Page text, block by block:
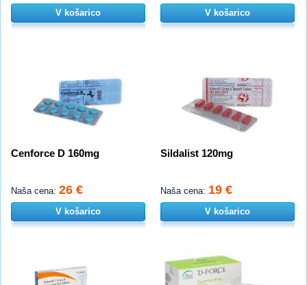
V košarico V košarico
Cenforce D 160mg
Naša cena: 26 €
V košarico
Sildalist 120mg
Naša cena: 19 €
V košarico